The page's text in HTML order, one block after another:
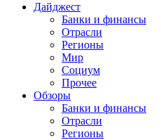
Дайджест
Банки и финансы
Отрасли
Регионы
Мир
Социум
Прочее
Обзоры
Банки и финансы
Отрасли
Регионы